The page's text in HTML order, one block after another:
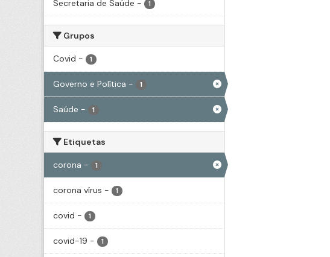
Secretaria de Saúde - 1
Grupos
Covid - 1
Governo e Política - 1
Saúde - 1
Etiquetas
corona - 1
corona vírus - 1
covid - 1
covid-19 - 1